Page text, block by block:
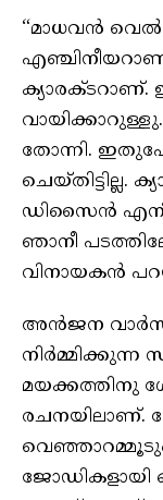
“മാധവൻ
ക്യാരക്ടറാണ്.
തോന്നി.
ചെയ്തിട്ടില്ല.
ഡിസൈൻ
ഞാനീ
വിനായകൻ
അൻജന
മയക്കത്തിനു
രചനയിലാണ്.
ജോഡികളായി